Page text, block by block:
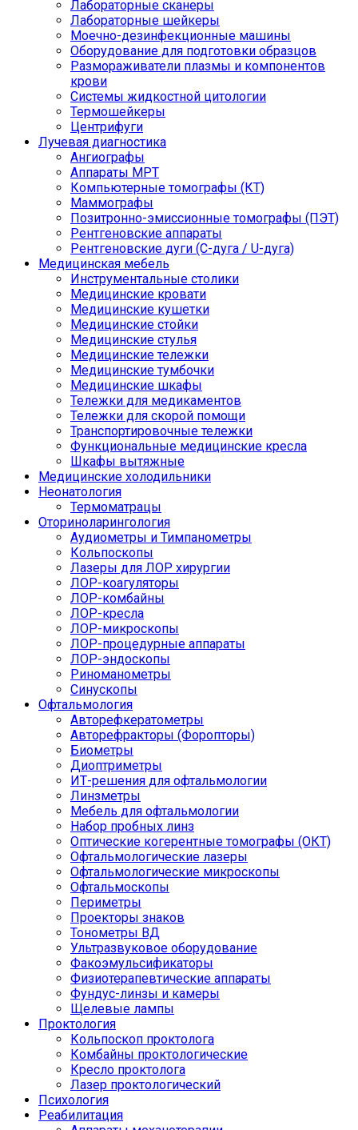
Лабораторные сканеры
Лабораторные шейкеры
Моечно-дезинфекционные машины
Оборудование для подготовки образцов
Размораживатели плазмы и компонентов
крови
Системы жидкостной цитологии
Термошейкеры
Центрифуги
Лучевая диагностика
Ангиографы
Аппараты МРТ
Компьютерные томографы (КТ)
Маммографы
Позитронно-эмиссионные томографы (ПЭТ)
Рентгеновские аппараты
Рентгеновские дуги (С-дуга / U-дуга)
Медицинская мебель
Инструментальные столики
Медицинские кровати
Медицинские кушетки
Медицинские стойки
Медицинские стулья
Медицинские тележки
Медицинские тумбочки
Медицинские шкафы
Тележки для медикаментов
Тележки для скорой помощи
Транспортировочные тележки
Функциональные медицинские кресла
Шкафы вытяжные
Медицинские холодильники
Неонатология
Термоматрацы
Оториноларингология
Аудиометры и Тимпанометры
Кольпоскопы
Лазеры для ЛОР хирургии
ЛОР-коагуляторы
ЛОР-комбайны
ЛОР-кресла
ЛОР-микроскопы
ЛОР-процедурные аппараты
ЛОР-эндоскопы
Риноманометры
Синускопы
Офтальмология
Авторефкератометры
Авторефракторы (Форопторы)
Биометры
Диоптриметры
ИТ-решения для офтальмологии
Линзметры
Мебель для офтальмологии
Набор пробных линз
Оптические когерентные томографы (ОКТ)
Офтальмологические лазеры
Офтальмологические микроскопы
Офтальмоскопы
Периметры
Проекторы знаков
Тонометры ВД
Ультразвуковое оборудование
Факоэмульсификаторы
Физиотерапевтические аппараты
Фундус-линзы и камеры
Щелевые лампы
Проктология
Кольпоскоп проктолога
Комбайны проктологические
Кресло проктолога
Лазер проктологический
Психология
Реабилитация